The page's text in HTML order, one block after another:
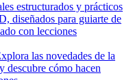
estructurados y prácticos
diseñados para guiarte de
con lecciones
las novedades de la
descubre cómo hacen